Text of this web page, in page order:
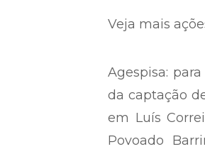
Veja mais
Agespisa:
da captação
em Luís
Povoado